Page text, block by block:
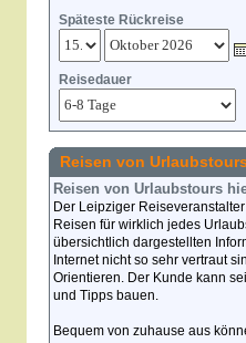
Späteste Rückreise
Reisedauer
Reisen von Urlaubstours
Reisen von Urlaubstours
Der Leipziger Reiseveranstalter
Reisen für wirklich jedes
übersichtlich dargestellten
Internet nicht so sehr vertraut
Orientieren. Der Kunde kann
und Tipps bauen.
Bequem von zuhause aus